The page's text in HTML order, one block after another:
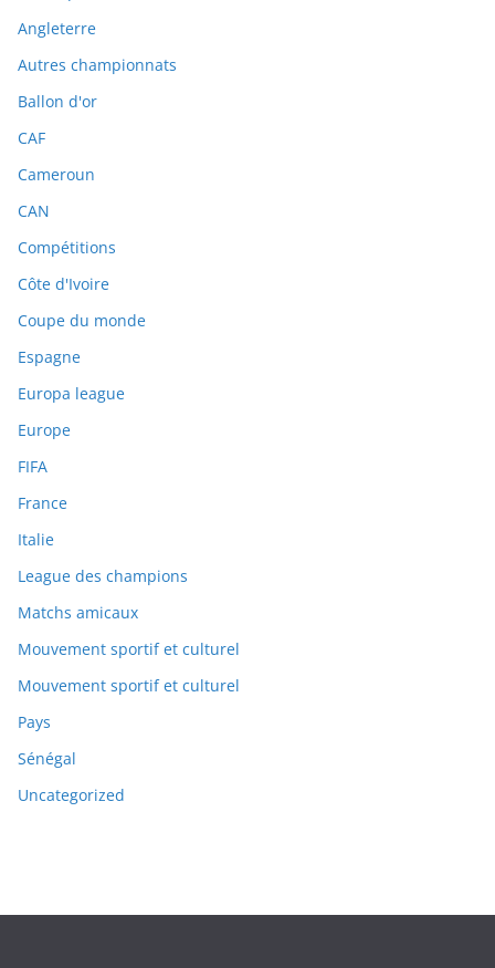
Angleterre
Autres championnats
Ballon d'or
CAF
Cameroun
CAN
Compétitions
Côte d'Ivoire
Coupe du monde
Espagne
Europa league
Europe
FIFA
France
Italie
League des champions
Matchs amicaux
Mouvement sportif et culturel
Mouvement sportif et culturel
Pays
Sénégal
Uncategorized